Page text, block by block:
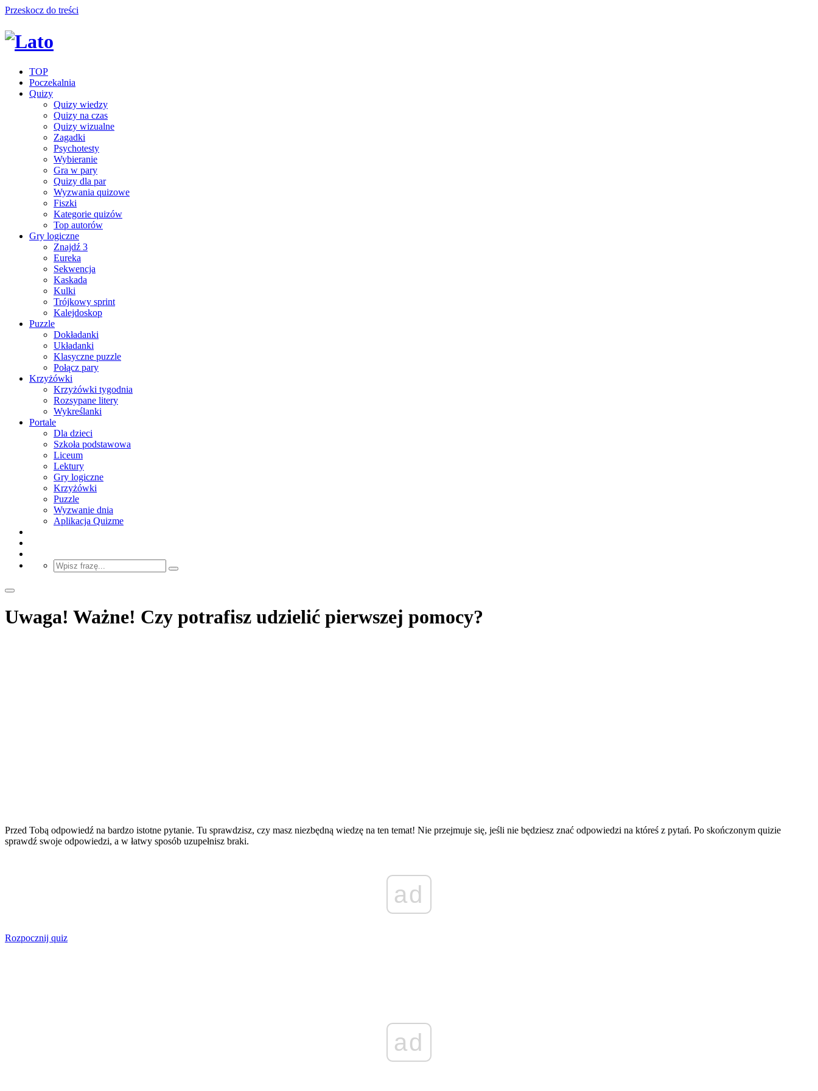
Przeskocz do treści
TOP
Poczekalnia
Quizy
Quizy wiedzy
Quizy na czas
Quizy wizualne
Zagadki
Psychotesty
Wybieranie
Gra w pary
Quizy dla par
Wyzwania quizowe
Fiszki
Kategorie quizów
Top autorów
Gry logiczne
Znajdź 3
Eureka
Sekwencja
Kaskada
Kulki
Trójkowy sprint
Kalejdoskop
Puzzle
Dokładanki
Układanki
Klasyczne puzzle
Połącz pary
Krzyżówki
Krzyżówki tygodnia
Rozsypane litery
Wykreślanki
Portale
Dla dzieci
Szkoła podstawowa
Liceum
Lektury
Gry logiczne
Krzyżówki
Puzzle
Wyzwanie dnia
Aplikacja Quizme
Uwaga! Ważne! Czy potrafisz udzielić pierwszej pomocy?
Przed Tobą odpowiedź na bardzo istotne pytanie. Tu sprawdzisz, czy masz niezbędną wiedzę na ten temat! Nie przejmuje się, jeśli nie będziesz znać odpowiedzi na któreś z pytań. Po skończonym quizie
sprawdź swoje odpowiedzi, a w łatwy sposób uzupełnisz braki.
ad
Rozpocznij quiz
ad